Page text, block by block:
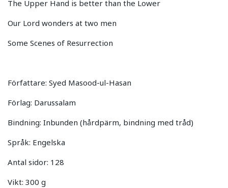
The Upper Hand is better than the Lower
Our Lord wonders at two men
Some Scenes of Resurrection
Författare: Syed Masood-ul-Hasan
Förlag: Darussalam
Bindning: Inbunden (hårdpärm, bindning med tråd)
Språk: Engelska
Antal sidor: 128
Vikt: 300 g